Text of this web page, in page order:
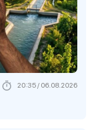
20:35 / 06.08.2026